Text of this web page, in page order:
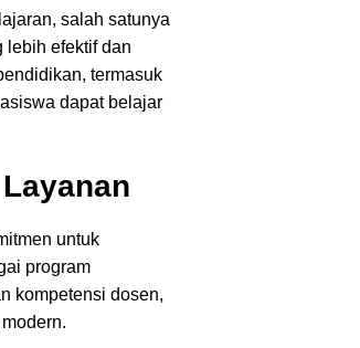
salah satunya
lebih efektif dan
termasuk
dapat belajar
untuk
program
kompetensi dosen,